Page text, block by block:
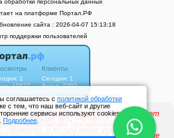
соглашаетесь с политикой обработки
с тем, что наш веб-сайт и другие
сервисы используют cookies
Подробнее
обработки персональных данных
на платформе Портал.РФ
сайта : 2026-04-07 15:13:18
поддержки пользователей